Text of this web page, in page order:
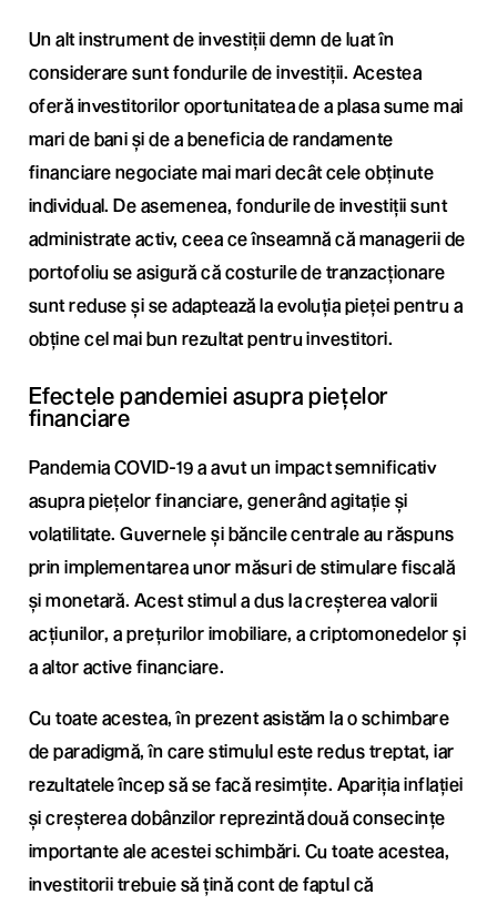
Un alt instrument de investiții demn de luat în
considerare sunt fondurile de investiții. Acestea
oferă investitorilor oportunitatea de a plasa sume mai
mari de bani și de a beneficia de randamente
financiare negociate mai mari decât cele obținute
individual. De asemenea, fondurile de investiții sunt
administrate activ, ceea ce înseamnă că managerii de
portofoliu se asigură că costurile de tranzacționare
sunt reduse și se adaptează la evoluția pieței pentru a
obține cel mai bun rezultat pentru investitori.
Efectele pandemiei asupra piețelor
financiare
Pandemia COVID-19 a avut un impact semnificativ
asupra piețelor financiare, generând agitație și
volatilitate. Guvernele și băncile centrale au răspuns
prin implementarea unor măsuri de stimulare fiscală
și monetară. Acest stimul a dus la creșterea valorii
acțiunilor, a prețurilor imobiliare, a criptomonedelor și
a altor active financiare.
Cu toate acestea, în prezent asistăm la o schimbare
de paradigmă, în care stimulul este redus treptat, iar
rezultatele încep să se facă resimțite. Apariția inflației
și creșterea dobânzilor reprezintă două consecințe
importante ale acestei schimbări. Cu toate acestea,
investitorii trebuie să țină cont de faptul că